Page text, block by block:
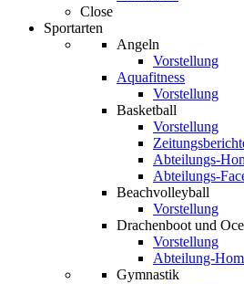
Close
Sportarten
Angeln
Vorstellung
Aquafitness
Vorstellung
Basketball
Vorstellung
Abteilungs-
Abteilungs-
Beachvolleyball
Vorstellung
Drachenboot und
Vorstellung
Abteilung-
Gymnastik